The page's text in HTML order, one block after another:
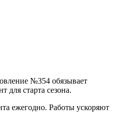
№354 обязывает
для старта сезона.
ежегодно. Работы ускоряют